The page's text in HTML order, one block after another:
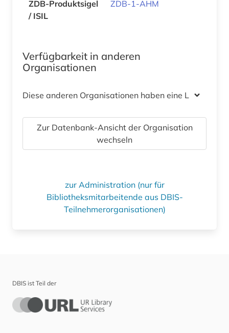
ZDB-Produktsigel
/ ISIL
ZDB-1-AHM
Verfügbarkeit in anderen
Organisationen
Diese anderen Organisationen haben eine Lizenz
Zur Datenbank-Ansicht der Organisation
wechseln
zur Administration (nur für
Bibliotheksmitarbeitende aus DBIS-
Teilnehmerorganisationen)
DBIS ist Teil der